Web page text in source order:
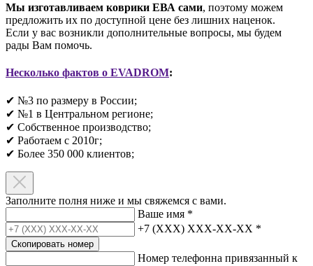
Мы изготавливаем коврики ЕВА сами, поэтому можем
предложить их по доступной цене без лишних наценок.
Если у вас возникли дополнительные вопросы, мы будем
рады Вам помочь.
Несколько фактов о EVADROM:
✔ №3 по размеру в России;
✔ №1 в Центральном регионе;
✔ Собственное производство;
✔ Работаем с 2010г;
✔ Более 350 000 клиентов;​
Заполните полня ниже и мы свяжемся с вами.
Ваше имя *
+7 (XXX) XXX-XX-XX *
Скопировать номер
Номер телефонна привязанный к